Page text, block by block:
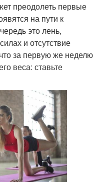
преодолеть первые
на пути к
это лень,
и отсутствие
за первую же неделю
веса: ставьте